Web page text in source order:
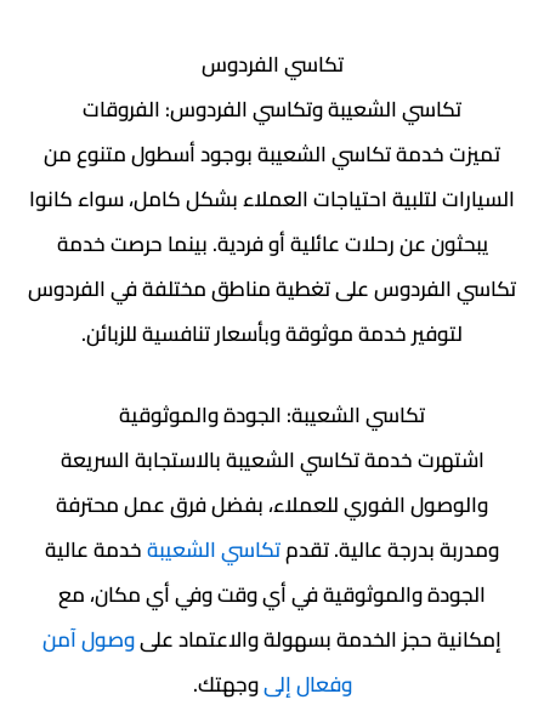
تكاسي الفردوس
تكاسي الشعيبة وتكاسي الفردوس: الفروقات
تميزت خدمة تكاسي الشعيبة بوجود أسطول متنوع من
السيارات لتلبية احتياجات العملاء بشكل كامل، سواء كانوا
يبحثون عن رحلات عائلية أو فردية. بينما حرصت خدمة
تكاسي الفردوس على تغطية مناطق مختلفة في الفردوس
لتوفير خدمة موثوقة وبأسعار تنافسية للزبائن.
تكاسي الشعيبة: الجودة والموثوقية
اشتهرت خدمة تكاسي الشعيبة بالاستجابة السريعة
والوصول الفوري للعملاء، بفضل فرق عمل محترفة
ومدربة بدرجة عالية. تقدمتكاسي الشعيبةخدمة عالية
الجودة والموثوقية في أي وقت وفي أي مكان، مع
إمكانية حجز الخدمة بسهولة والاعتماد على وصول آمن
وفعال إلىوجهتك.